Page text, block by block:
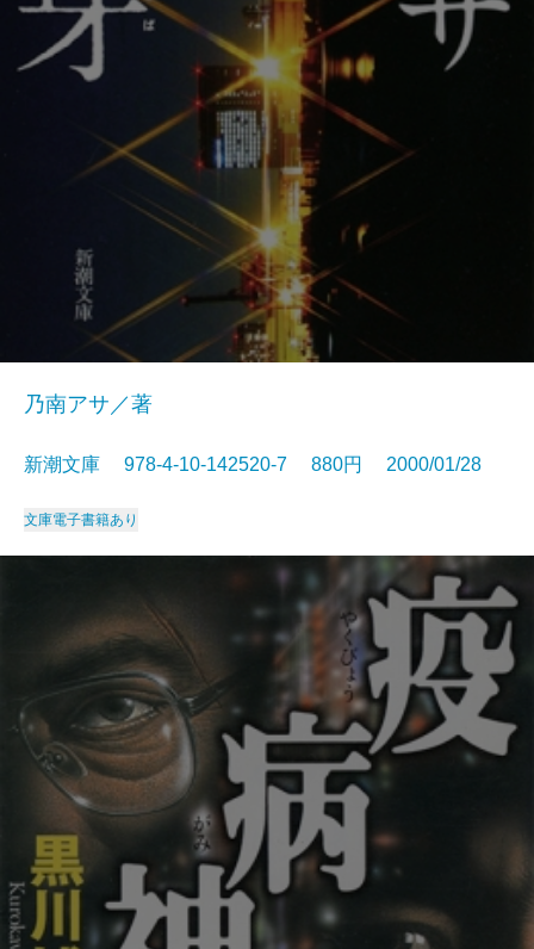
乃南アサ／著
新潮文庫 978-4-10-142520-7 880円 2000/01/28
文庫電子書籍あり